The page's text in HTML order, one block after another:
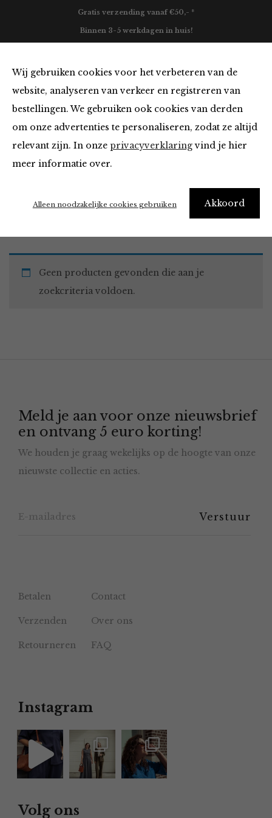
Wij gebruiken cookies voor het verbeteren van de
website, analyseren van verkeer en registreren van
bestellingen. We gebruiken ook cookies van derden
om onze advertenties te personaliseren, zodat ze altijd
relevant zijn. In onze privacyverklaringvind je hier
meer informatie over.
Akkoord
Alleen noodzakelijke cookies gebruiken
Gratis verzending vanaf €50,- *
Binnen 3-5 werkdagen in huis!
Must Haves
Home Winkel Accessoires Must Haves
Geen producten gevonden die aan je
zoekcriteria voldoen.
Meld je aan voor onze nieuwsbrief
en ontvang 5 euro korting!
We houden je graag wekelijks op de hoogte van onze
nieuwste collectie en acties.
Betalen Contact
Verzenden Over ons
Retourneren FAQ
Instagram
Volg ons